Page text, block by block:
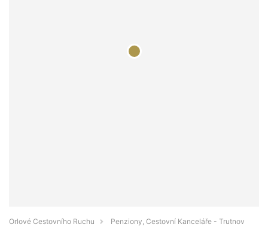
Orlové Cestovního Ruchu
Penziony, Cestovní Kanceláře - Trutnov